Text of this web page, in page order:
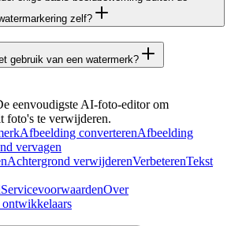
zelf?
gebruik van een watermerk?
eenvoudigste AI-foto-editor om
foto's te verwijderen.
Afbeelding converterenAfbeelding
vervagen
Achtergrond verwijderenVerbeterenTekst
ServicevoorwaardenOver